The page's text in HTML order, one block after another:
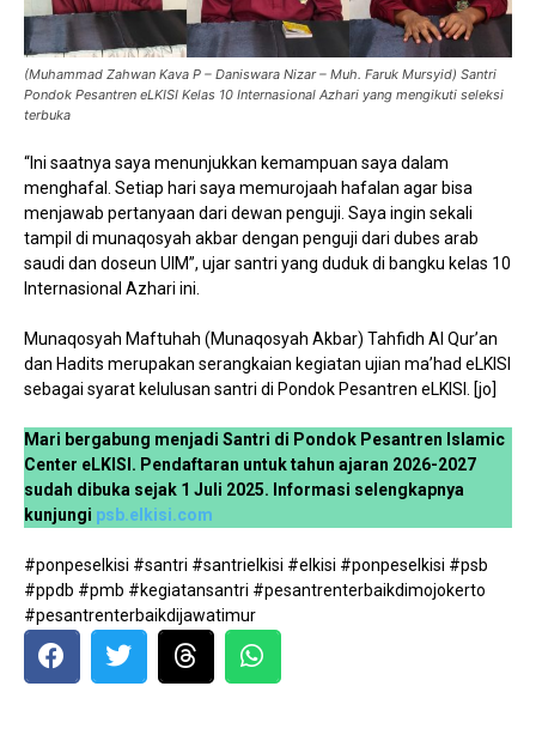
(Muhammad Zahwan Kava P – Daniswara Nizar – Muh. Faruk Mursyid) Santri
Pondok Pesantren eLKISI Kelas 10 Internasional Azhari yang mengikuti seleksi
terbuka
“Ini saatnya saya menunjukkan kemampuan saya dalam
menghafal. Setiap hari saya memurojaah hafalan agar bisa
menjawab pertanyaan dari dewan penguji. Saya ingin sekali
tampil di munaqosyah akbar dengan penguji dari dubes arab
saudi dan doseun UIM”, ujar santri yang duduk di bangku kelas 10
Internasional Azhari ini.
Munaqosyah Maftuhah (Munaqosyah Akbar) Tahfidh Al Qur’an
dan Hadits merupakan serangkaian kegiatan ujian ma’had eLKISI
sebagai syarat kelulusan santri di Pondok Pesantren eLKISI. [jo]
Mari bergabung menjadi Santri di Pondok Pesantren Islamic
Center eLKISI. Pendaftaran untuk tahun ajaran 2026-2027
sudah dibuka sejak 1 Juli 2025. Informasi selengkapnya
kunjungi psb.elkisi.com
#ponpeselkisi #santri #santrielkisi #elkisi #ponpeselkisi #psb
#ppdb #pmb #kegiatansantri #pesantrenterbaikdimojokerto
#pesantrenterbaikdijawatimur